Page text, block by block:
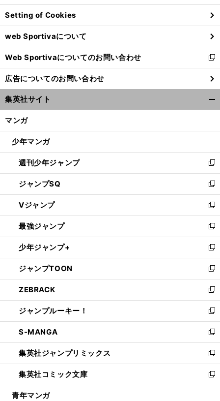
ン
ド
ウ
で
開
く
Setting of Cookies
web Sportivaについて
Web Sportivaについてのお問い合わせ
新
し
い
ウ
ィ
ン
ウ
開
く
広告についてのお問い合わせ
集英社サイト
マンガ
少年マンガ
週刊少年ジャンプ
新
し
い
ウ
ィ
ン
ド
ウ
で
開
く
ジャンプSQ
新
し
い
ウ
ィ
ン
ド
ウ
で
開
く
Vジャンプ
新
し
い
ウ
ィ
ン
ド
ウ
で
開
く
最強ジャンプ
新
し
い
ウ
ィ
ン
ド
ウ
で
開
く
少年ジャンプ+
新
し
い
ウ
ィ
ン
ド
ウ
で
開
く
ジャンプTOON
新
し
い
ウ
ィ
ン
ド
ウ
で
開
く
ZEBRACK
新
し
い
ウ
ィ
ン
ド
ウ
で
開
ジャンプルーキー！
新
し
い
ウ
ィ
ン
ド
ウ
S-MANGA
新
し
い
ウ
ィ
ン
集英社ジャンプリミックス
新
し
い
ウ
集英社コミック文庫
新
し
青年マンガ